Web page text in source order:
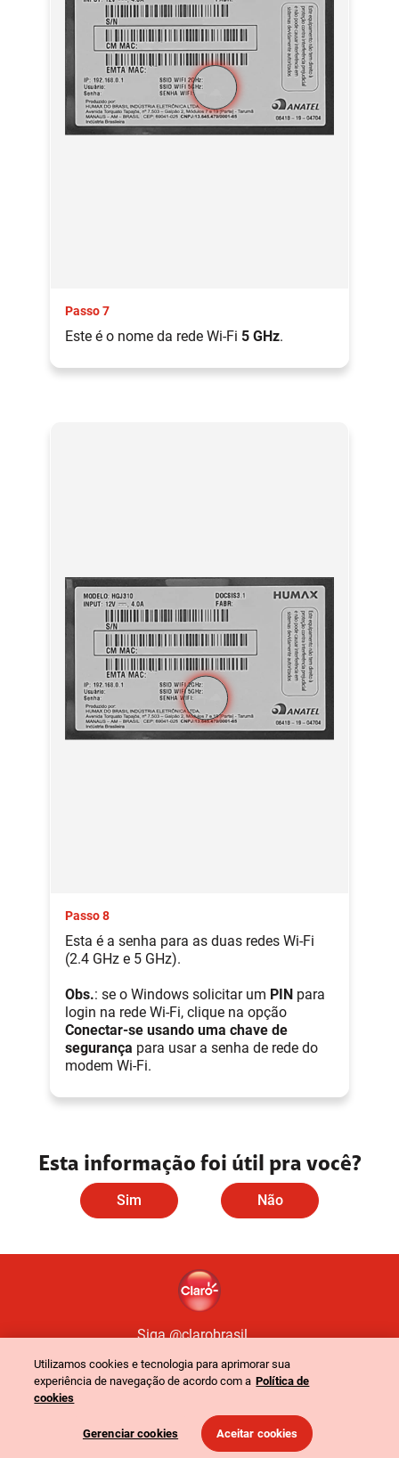
Passo 7
Este é o nome da rede Wi-Fi 5 GHz.
Passo 8
Esta é a senha para as duas redes Wi-Fi
(2.4 GHz e 5 GHz).
Obs.: se o Windows solicitar um PIN para
login na rede Wi-Fi, clique na opção
Conectar-se usando uma chave de
segurança para usar a senha de rede do
modem Wi-Fi.
Esta informação foi útil pra você?
Sim Não
Siga @clarobrasil
Claro. Todos os direitos reservados-
CNPJ: 40.432.544/0001-47-
Rua Henri Dunant, 780 - São Paulo - SP
Utilizamos cookies e tecnologia para aprimorar sua
experiência de navegação de acordo com a Política de
cookies
Gerenciar cookies Aceitar cookies